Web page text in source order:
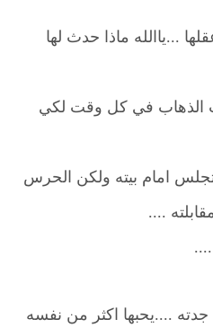
...ياالله ماذا حدث لها
الذهاب في كل وقت لكي
امام بيته ولكن الحرس
....
....يحبها اكثر من نفسه